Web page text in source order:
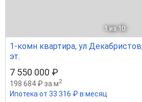
1 из 10
1-комн квартира, ул
эт.
7 550 000 ₽
198 684 ₽ за м2
Ипотека от 33 316 ₽ в месяц